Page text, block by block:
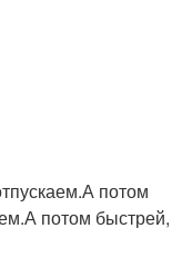
потом
потом быстрей,